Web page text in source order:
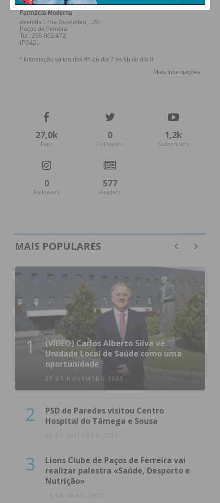
27,0k
Fans
0
Followers
1,2k
Subscribers
0
Followers
577
Readers
MAIS POPULARES
1
(VÍDEO) Carlos Alberto Silva vê
Unidade Local de Saúde como uma
oportunidade
23 DE NOVEMBRO 2023
2
PSD de Paredes visitou Centro
Hospital do Tâmega e Sousa
23 DE OUTUBRO 2023
3
Lions Clube de Paços de Ferreira vai
realizar palestra «Saúde, Desporto e
Nutrição»
14 DE ABRIL 2022